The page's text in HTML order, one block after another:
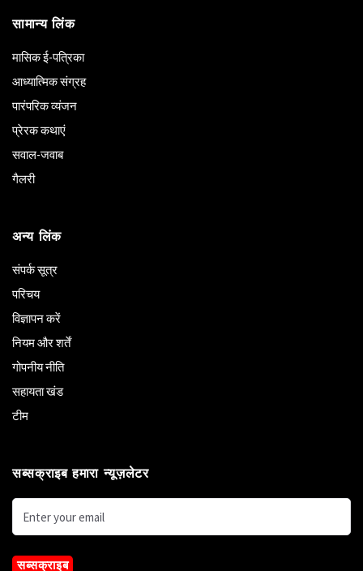
सामान्य लिंक
मासिक ई-पत्रिका
आध्यात्मिक संग्रह
पारंपरिक व्यंजन
प्रेरक कथाएं
सवाल-जवाब
गैलरी
अन्य लिंक
संपर्क सूत्र
परिचय
विज्ञापन करें
नियम और शर्तें
गोपनीय नीति
सहायता खंड
टीम
सब्सक्राइब हमारा न्यूज़लेटर
सब्सक्राइब